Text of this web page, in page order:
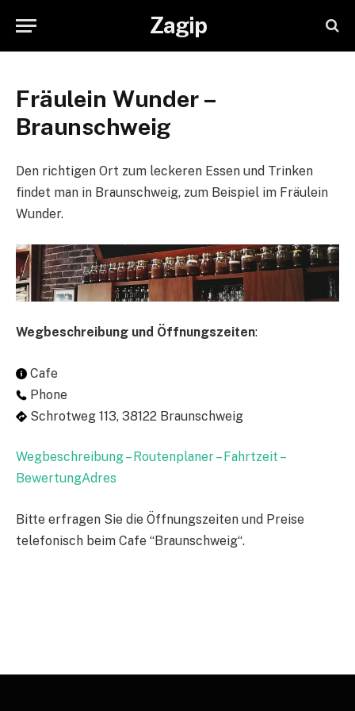
Zagip
Fräulein Wunder –
Braunschweig
Den richtigen Ort zum leckeren Essen und Trinken
findet man in Braunschweig, zum Beispiel im Fräulein
Wunder.
Wegbeschreibung und Öffnungszeiten:
Cafe
Phone
Schrotweg 113, 38122 Braunschweig
Wegbeschreibung – Routenplaner – Fahrtzeit –
BewertungAdres
Bitte erfragen Sie die Öffnungszeiten und Preise
telefonisch beim Cafe “Braunschweig“.